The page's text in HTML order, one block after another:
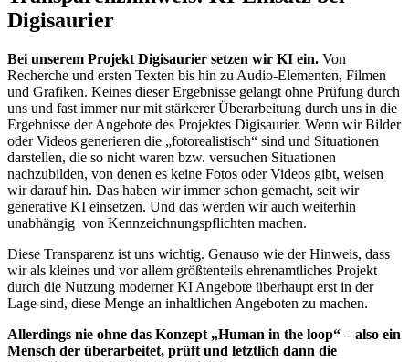
Digisaurier
Bei unserem Projekt Digisaurier setzen wir KI ein. Von
Recherche und ersten Texten bis hin zu Audio-Elementen, Filmen
und Grafiken. Keines dieser Ergebnisse gelangt ohne Prüfung durch
uns und fast immer nur mit stärkerer Überarbeitung durch uns in die
Ergebnisse der Angebote des Projektes Digisaurier. Wenn wir Bilder
oder Videos generieren die „fotorealistisch“ sind und Situationen
darstellen, die so nicht waren bzw. versuchen Situationen
nachzubilden, von denen es keine Fotos oder Videos gibt, weisen
wir darauf hin. Das haben wir immer schon gemacht, seit wir
generative KI einsetzen. Und das werden wir auch weiterhin
unabhängig von Kennzeichnungspflichten machen.
Diese Transparenz ist uns wichtig. Genauso wie der Hinweis, dass
wir als kleines und vor allem größtenteils ehrenamtliches Projekt
durch die Nutzung moderner KI Angebote überhaupt erst in der
Lage sind, diese Menge an inhaltlichen Angeboten zu machen.
Allerdings nie ohne das Konzept „Human in the loop“ – also ein
Mensch der überarbeitet, prüft und letztlich dann die